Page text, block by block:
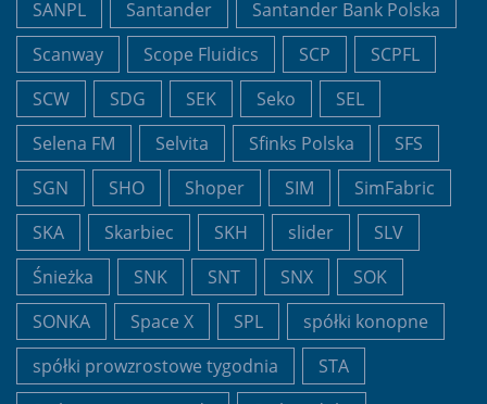
SANPL
Santander
Santander Bank Polska
Scanway
Scope Fluidics SCP
SCPFL
SCW
SDG SEK Seko
SEL
Selena FM
Selvita Sfinks Polska
SFS
SGN
SHO Shoper SIM
SimFabric
SKA
Skarbiec SKH slider
SLV
Śnieżka
SNK SNT SNX
SOK
SONKA
Space X SPL
spółki konopne
spółki prowzrostowe tygodnia
STA